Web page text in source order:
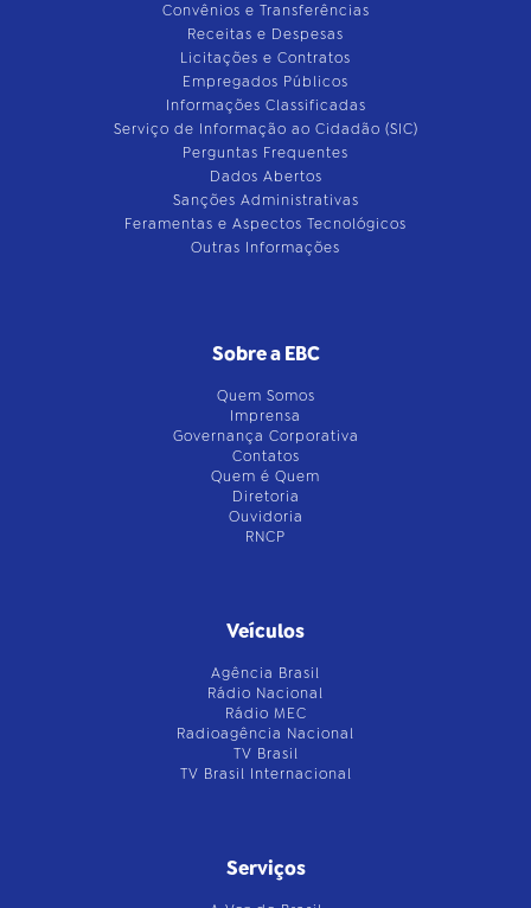
Convênios e Transferências
Receitas e Despesas
Licitações e Contratos
Empregados Públicos
Informações Classificadas
Serviço de Informação ao Cidadão (SIC)
Perguntas Frequentes
Dados Abertos
Sanções Administrativas
Feramentas e Aspectos Tecnológicos
Outras Informações
Sobre a EBC
Quem Somos
Imprensa
Governança Corporativa
Contatos
Quem é Quem
Diretoria
Ouvidoria
RNCP
Veículos
Agência Brasil
Rádio Nacional
Rádio MEC
Radioagência Nacional
TV Brasil
TV Brasil Internacional
Serviços